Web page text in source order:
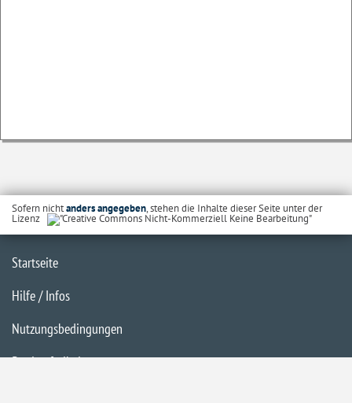
Sofern nichtanders angegeben, stehen die Inhalte dieser Seite unter der
Lizenz
Startseite
Hilfe / Infos
Nutzungsbedingungen
Barrierefreiheit